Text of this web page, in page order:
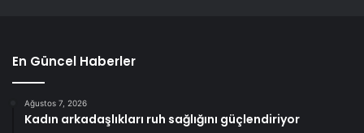
En Güncel Haberler
Ağustos 7, 2026
Kadın arkadaşlıkları ruh sağlığını güçlendiriyor